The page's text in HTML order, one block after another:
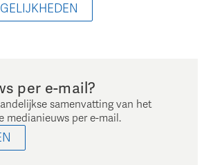
per e-mail?
samenvatting van het
medianieuws per e-mail.